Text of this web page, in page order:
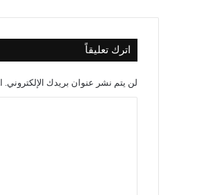
اترك تعليقاً
لن يتم نشر عنوان بريدك الإلكتروني.